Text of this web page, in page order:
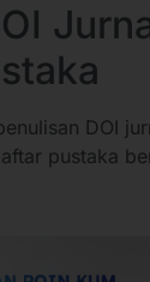
DOI
pustaka